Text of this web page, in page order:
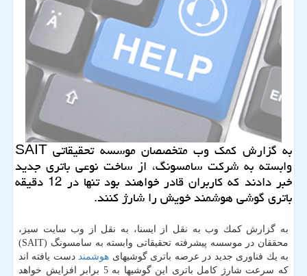
به گزارش كمك وب متخصصان موسسه تحقیقاتی SAIT
وابسته به شركت سامسونگ، از ساخت نوعی باتری جدید
خبر دادند كه كاربران قادر خواهند بود تنها در 12 دقیقه
باتری گوشی هوشمند خویش را شارژ كنند.
به گزارش كمك وب به نقل از ایسنا، به نقل از وب سایت سیز،
محققان در موسسه پیشرفته تحقیقاتی وابسته به سامسونگ (SAIT)
به یك فناوری جدید در عرصه باتری گوشیهای هوشمند دست یافته اند
كه سرعت شارژ كامل باتری این گوشیها به 5 برابر افزایش خواهد